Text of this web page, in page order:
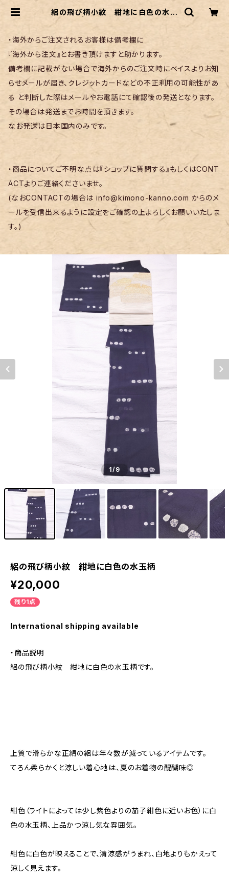
絽の飛び柄小紋 紺地に白色の水玉
・海外からご注文されるお客様は備考欄に
『海外から注文』とお書き頂けますと助かります。
備考欄に記載がない場合で海外からのご注文時にベイスよりお知
らせメールが届き、クレジットカードなどの不正利用の可能性があ
る と判断した際はメールやお電話にて確認後の発送となります。
その場合は発送までお時間を頂きます。
なお発送は日本国内のみです。
・商品についてご不明な点は『ショップに質問する』もしくはCONT
ACTよりご連絡くださいませ。
(なおCONTACTの場合はinfo@kimono-kanno.com からのメ
ールを受信出来るように設定をご確認の上よろしくお願いいたしま
す。)
1/9
絽の飛び柄小紋 紺地に白色の水玉柄
¥20,000
残り1点
International shipping available
・商品説明
絽の飛び柄小紋 紺地に白色の水玉柄です。
上質で滑らかな正絹の絽は年々数が減っているアイテムです。
てろん柔らかくと涼しい着心地は、夏のお着物の醍醐味◎
紺色（ライトによっては少し紫色よりの茄子紺色に近いお色）に白
色の水玉柄、上品かつ涼し気な雰囲気。
紺色に白色が映えることで、清涼感がうまれ、白地よりもかえって
涼しく見えます。